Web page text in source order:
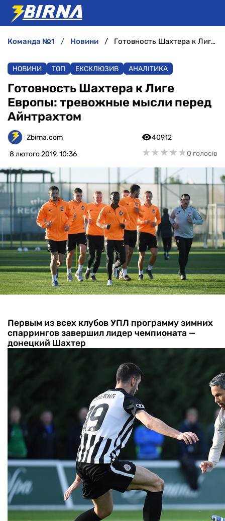
АНАЛІТИКА
ІНТЕРВ'Ю
РІЗНЕ
команда №1 новини Готовность Шахтера к Лиге Европы: тревожные мысли перед Айнтрахтом
НОВИНИ ТОП ЕКСКЛЮЗИВ АНАЛІТИКА
Готовность Шахтера к Лиге
Европы: тревожные мысли перед
Айнтрахтом
Zbirna.com
8 лютого 2019, 10:36
40912
★★★★★
★★★★★0 голосів
Первым из всех клубов УПЛ программу зимних
спаррингов завершил лидер чемпионата —
донецкий Шахтер